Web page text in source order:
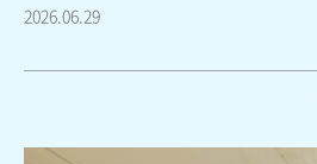
2026.06.29